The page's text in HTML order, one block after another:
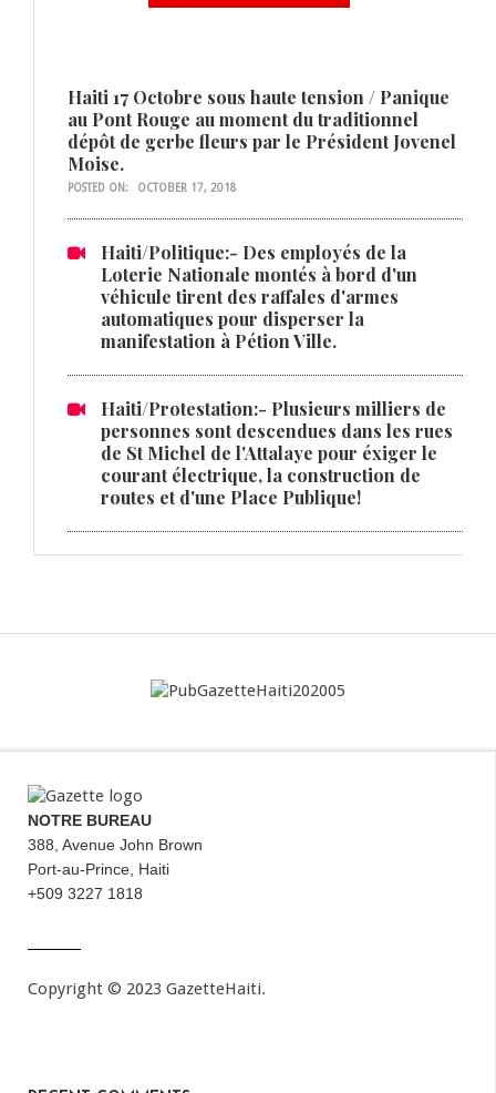
Haiti 17 Octobre sous haute tension / Panique
au Pont Rouge au moment du traditionnel
dépôt de gerbe fleurs par le Président Jovenel
Moise.
POSTED ON: OCTOBER 17, 2018
Haiti/Politique:- Des employés de la
Loterie Nationale montés à bord d'un
véhicule tirent des raffales d'armes
automatiques pour disperser la
manifestation à Pétion Ville.
Haiti/Protestation:- Plusieurs milliers de
personnes sont descendues dans les rues
de St Michel de l'Attalaye pour éxiger le
courant électrique, la construction de
routes et d'une Place Publique!
NOTRE BUREAU
388, Avenue John Brown
Port-au-Prince, Haiti
+509 3227 1818
Copyright © 2023 GazetteHaiti.